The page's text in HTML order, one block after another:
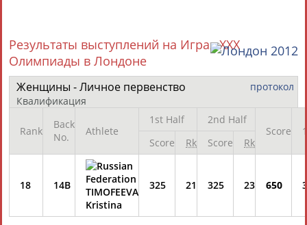
Каримжан
АБДРАХМАНОВ
Аделя
АБДРАХМАНОВА
Андрей
Герман
АБДУЛАЕВ
АБДУЛАЕВ
Тагир
АБДУЛАЗИЗОВ
Загалав
АБДУЛБЕКОВ
АБДУЛДАУДОВ
Абдула
АБДУЛЖАЛИЛОВ
Магомед
АБДУЛЛАЕВ
ЕЩЁ ПЕРСОНЫ
Результаты выступлений на Играх XXX
Олимпиады в Лондоне
протокол
Женщины - Личное первенство
Квалификация
Rank
Back
No.
Athlete
1st Half
2nd Half
Score
Score
Rk Score Rk
18 14B
TIMOFEEVA
Kristina
325 21 325 23 650